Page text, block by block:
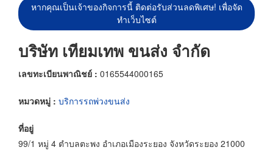
หากคุณเป็นเจ้าของกิจการนี้ ติดต่อรับส่วนลดพิเศษ! เพื่อจัด
ทำเว็บไซต์
บริษัท เทียมเทพ ขนส่ง จำกัด
เลขทะเบียนพาณิชย์ : 0165544000165
หมวดหมู่ : บริการรถพ่วงขนส่ง
ที่อยู่
99/1 หมู่ 4 ตำบลตะพง อำเภอเมืองระยอง จังหวัดระยอง 21000